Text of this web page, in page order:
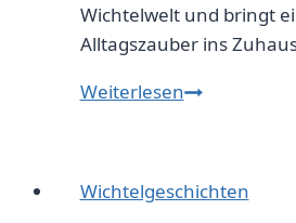
Wichtelwelt und bringt
Alltagszauber ins
WeiterlesenWichteltür
Ideen
Wichtelgeschichten